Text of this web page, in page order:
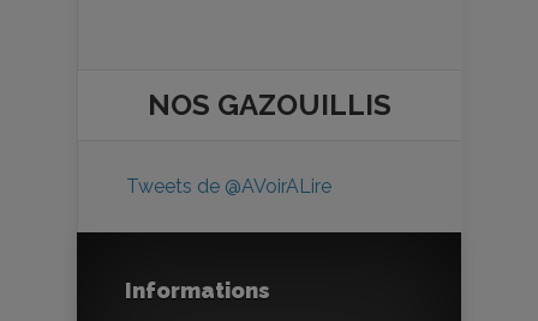
NOS GAZOUILLIS
Tweets de @AVoirALire
Informations